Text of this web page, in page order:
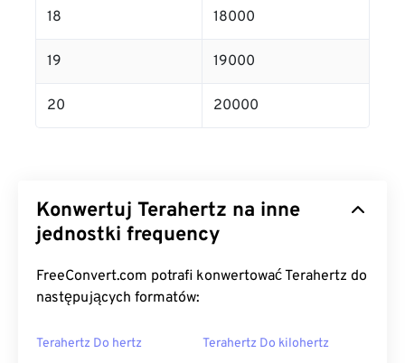
18 18000
19 19000
20 20000
Konwertuj Terahertz na inne
jednostki frequency
FreeConvert.com potrafi konwertować Terahertz do
następujących formatów:
Terahertz Do hertz Terahertz Do kilohertz